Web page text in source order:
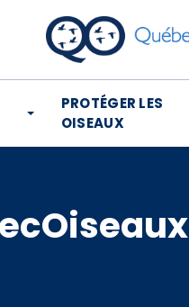
PROTÉGER LES
OISEAUX